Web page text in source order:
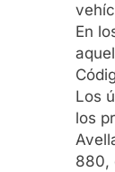
En
Los
los
880,